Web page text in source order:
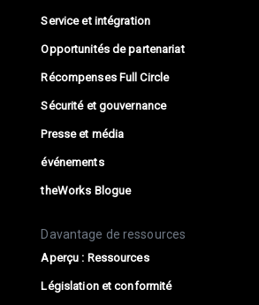
Service et intégration
Opportunités de partenariat
Récompenses Full Circle
Sécurité et gouvernance
Presse et média
événements
theWorks Blogue
Davantage de ressources
Aperçu : Ressources
Législation et conformité